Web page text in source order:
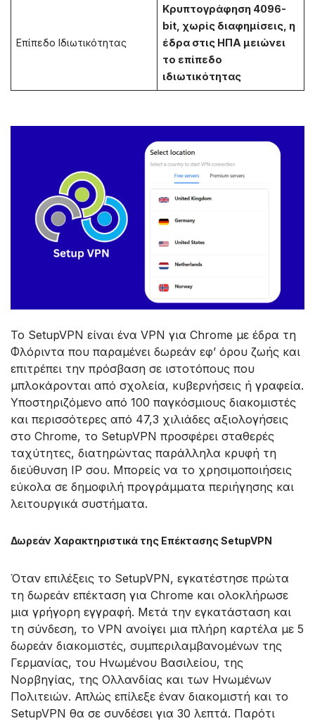
Επίπεδο Ιδιωτικότητας
Κρυπτογράφηση 4096-
bit, χωρίς διαφημίσεις, η
έδρα στις ΗΠΑ μειώνει
το επίπεδο
ιδιωτικότητας
Το SetupVPN είναι ένα VPN για Chrome με έδρα τη
Φλόριντα που παραμένει δωρεάν εφ’ όρου ζωής και
επιτρέπει την πρόσβαση σε ιστοτόπους που
μπλοκάρονται από σχολεία, κυβερνήσεις ή γραφεία.
Υποστηριζόμενο από 100 παγκόσμιους διακομιστές
και περισσότερες από 47,3 χιλιάδες αξιολογήσεις
στο Chrome, το SetupVPN προσφέρει σταθερές
ταχύτητες, διατηρώντας παράλληλα κρυφή τη
διεύθυνση IP σου. Μπορείς να το χρησιμοποιήσεις
εύκολα σε δημοφιλή προγράμματα περιήγησης και
λειτουργικά συστήματα.
Δωρεάν Χαρακτηριστικά της Επέκτασης SetupVPN
Όταν επιλέξεις το SetupVPN, εγκατέστησε πρώτα
τη δωρεάν επέκταση για Chrome και ολοκλήρωσε
μια γρήγορη εγγραφή. Μετά την εγκατάσταση και
τη σύνδεση, το VPN ανοίγει μια πλήρη καρτέλα με 5
δωρεάν διακομιστές, συμπεριλαμβανομένων της
Γερμανίας, του Ηνωμένου Βασιλείου, της
Νορβηγίας, της Ολλανδίας και των Ηνωμένων
Πολιτειών. Απλώς επίλεξε έναν διακομιστή και το
SetupVPN θα σε συνδέσει για 30 λεπτά. Παρότι